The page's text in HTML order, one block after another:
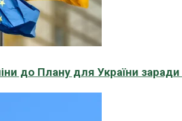
до Плану для України